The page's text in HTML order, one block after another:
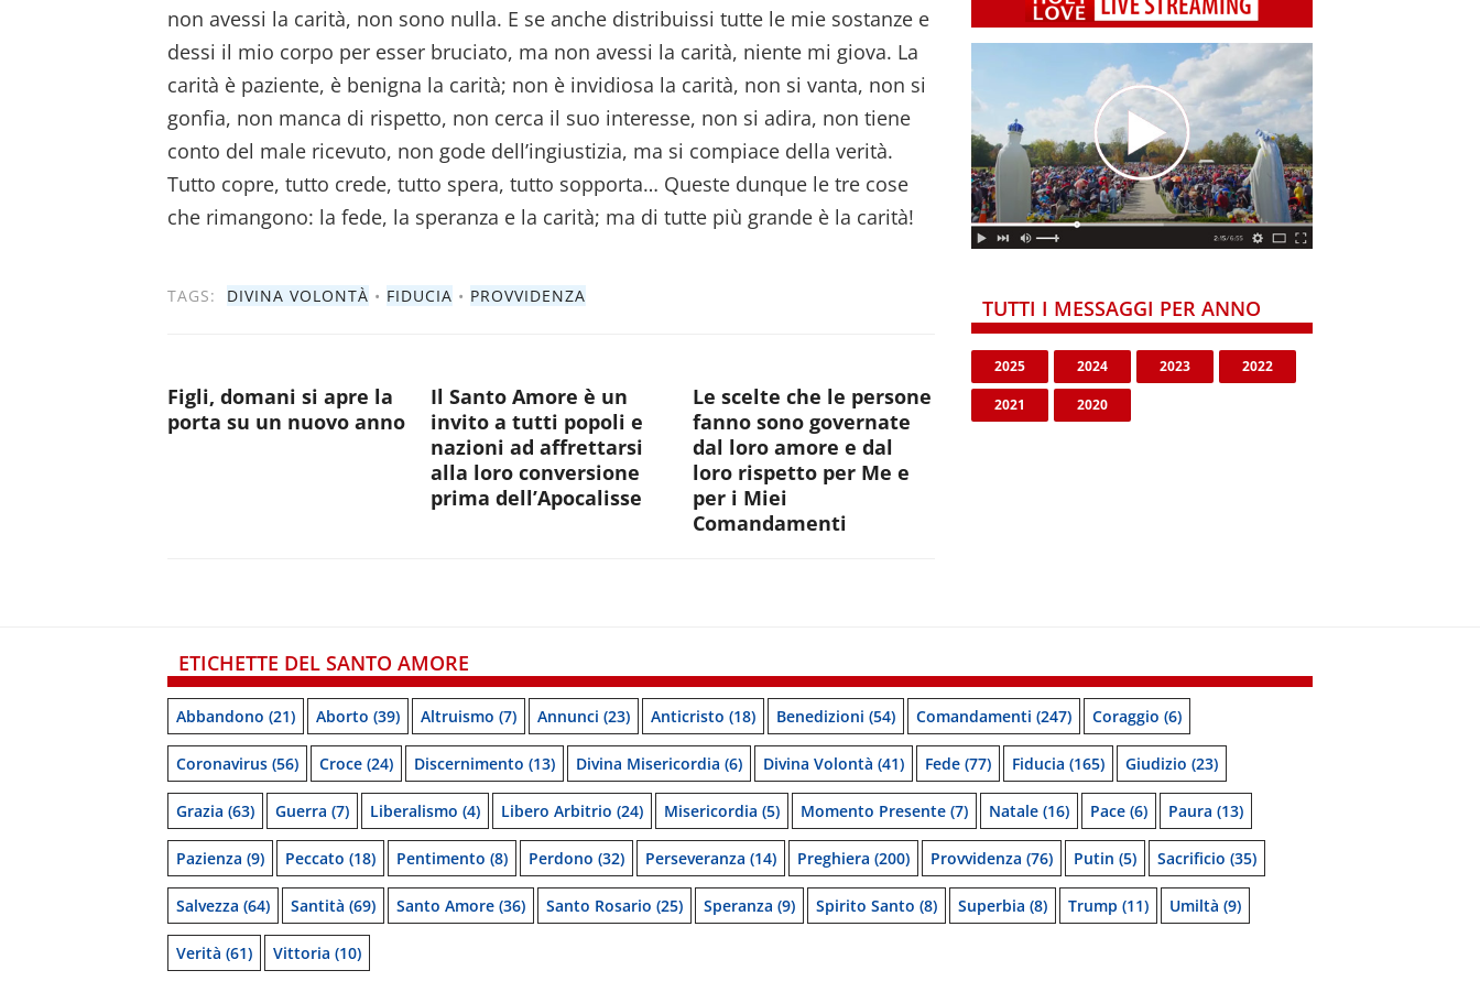
non avessi la carità, non sono nulla. E se anche distribuissi tutte le mie sostanze e
dessi il mio corpo per esser bruciato, ma non avessi la carità, niente mi giova. La
carità è paziente, è benigna la carità; non è invidiosa la carità, non si vanta, non si
gonfia, non manca di rispetto, non cerca il suo interesse, non si adira, non tiene
conto del male ricevuto, non gode dell’ingiustizia, ma si compiace della verità.
Tutto copre, tutto crede, tutto spera, tutto sopporta… Queste dunque le tre cose
che rimangono: la fede, la speranza e la carità; ma di tutte più grande è la carità!
TAGS: DIVINA VOLONTÀ • FIDUCIA • PROVVIDENZA
Figli, domani si apre la
porta su un nuovo anno
Il Santo Amore è un
invito a tutti popoli e
nazioni ad affrettarsi
alla loro conversione
prima dell’Apocalisse
Le scelte che le persone
fanno sono governate
dal loro amore e dal
loro rispetto per Me e
per i Miei
Comandamenti
TUTTI I MESSAGGI PER ANNO
2025 2024 2023 2022
2021 2020
ETICHETTE DEL SANTO AMORE
Abbandono (21) Aborto (39) Altruismo (7) Annunci (23) Anticristo (18) Benedizioni (54) Comandamenti (247) Coraggio (6)
Coronavirus (56) Croce (24) Discernimento (13) Divina Misericordia (6) Divina Volontà (41) Fede (77) Fiducia (165) Giudizio (23)
Grazia (63) Guerra (7) Liberalismo (4) Libero Arbitrio (24) Misericordia (5) Momento Presente (7) Natale (16) Pace (6) Paura (13)
Pazienza (9) Peccato (18) Pentimento (8) Perdono (32) Perseveranza (14) Preghiera (200) Provvidenza (76) Putin (5) Sacrificio (35)
Salvezza (64) Santità (69) Santo Amore (36) Santo Rosario (25) Speranza (9) Spirito Santo (8) Superbia (8) Trump (11) Umiltà (9)
Verità (61) Vittoria (10)